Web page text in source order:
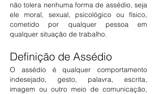
não tolera nenhuma forma de assédio, seja
ele moral, sexual, psicológico ou físico,
cometido por qualquer pessoa em
qualquer situação de trabalho.
Definição de Assédio
O assédio é qualquer comportamento
indesejado, gesto, palavra, escrita,
imagem ou outro meio de comunicação,